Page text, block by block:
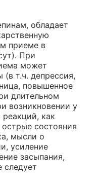
обладает
приеме в
При
может
т.ч. депрессия,
повышенное
длительном
возникновении у
как
состояния
мысли о
усиление
засыпания,
следует